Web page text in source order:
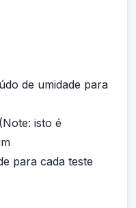
de umidade para
isto é
para cada teste